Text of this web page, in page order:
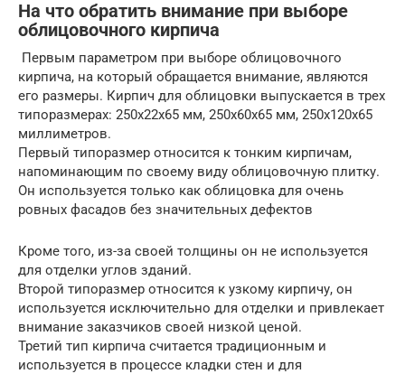
На что обратить внимание при выборе
облицовочного кирпича
Первым параметром при выборе облицовочного
кирпича, на который обращается внимание, являются
его размеры. Кирпич для облицовки выпускается в трех
типоразмерах: 250х22х65 мм, 250х60х65 мм, 250х120х65
миллиметров.
Первый типоразмер относится к тонким кирпичам,
напоминающим по своему виду облицовочную плитку.
Он используется только как облицовка для очень
ровных фасадов без значительных дефектов
Кроме того, из-за своей толщины он не используется
для отделки углов зданий.
Второй типоразмер относится к узкому кирпичу, он
используется исключительно для отделки и привлекает
внимание заказчиков своей низкой ценой.
Третий тип кирпича считается традиционным и
используется в процессе кладки стен и для